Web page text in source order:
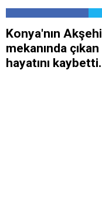
Konya'nın
mekanında
hayatını kaybetti.